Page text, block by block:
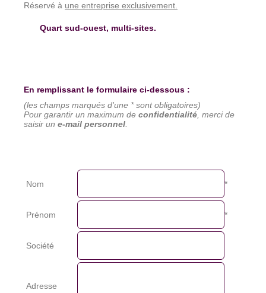
Réservé à une entreprise exclusivement.
Quart sud-ouest, multi-sites.
En remplissant le formulaire ci-dessous :
(les champs marqués d'une * sont obligatoires)
Pour garantir un maximum de confidentialité, merci de
saisir un e-mail personnel.
Nom *
Prénom *
Société
Adresse